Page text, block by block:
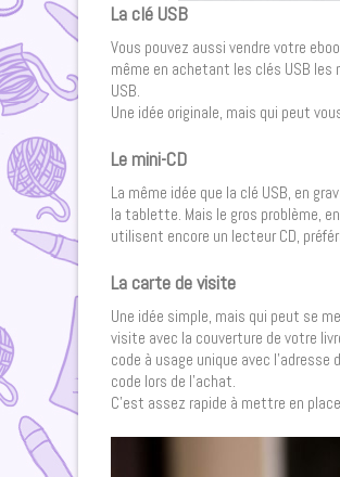
La clé USB
Vous pouvez aussi vendre votre
même en achetant les clés USB les
USB.
Une idée originale, mais qui peut
Le mini-CD
La même idée que la clé USB, en
la tablette. Mais le gros problème,
utilisent encore un lecteur CD,
La carte de visite
Une idée simple, mais qui peut se
visite avec la couverture de votre
code à usage unique avec
code lors de l’achat.
C’est assez rapide à mettre en